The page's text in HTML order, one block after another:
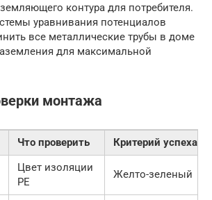
контура для потребителя.
уравнивания потенциалов
все металлические трубы в доме
для максимальной
монтажа
Что проверить
Критерий успеха
Цвет изоляции
PE
Желто-зеленый